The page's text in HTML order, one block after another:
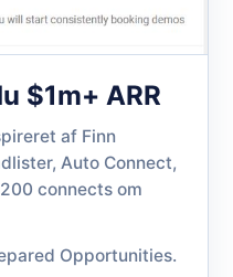
$1m+ ARR
af Finn
Auto Connect,
connects om
Opportunities.